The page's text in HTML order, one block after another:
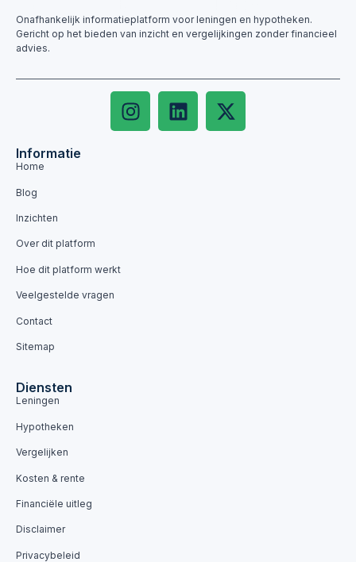
Onafhankelijk informatieplatform voor leningen en hypotheken.
Gericht op het bieden van inzicht en vergelijkingen zonder financieel
advies.
Informatie
Home
Blog
Inzichten
Over dit platform
Hoe dit platform werkt
Veelgestelde vragen
Contact
Sitemap
Diensten
Leningen
Hypotheken
Vergelijken
Kosten & rente
Financiële uitleg
Disclaimer
Privacybeleid